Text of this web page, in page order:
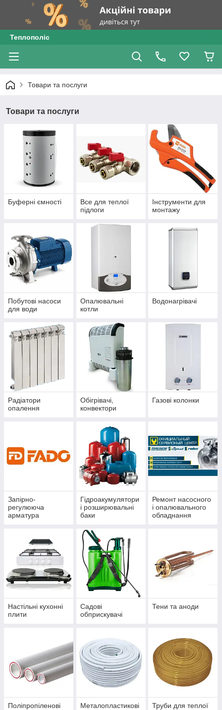
Теплополіс
Товари та послуги
Товари та послуги
Буферні ємності
Все для теплої
підлоги
Інструменти для
монтажу
Побутові насоси
для води
Опалювальні
котли
Водонагрівачі
Радіатори
опалення
Обігрівачі,
конвектори
Газові колонки
Запірно-
регулююча
арматура
Гідроакумулятори
і розширювальні
баки
Ремонт насосного
і опалювального
обладнання
Настільні кухонні
плити
Садові
обприскувачі
Тени та аноди
Поліпропіленові
Металопластикові
Труби для теплої